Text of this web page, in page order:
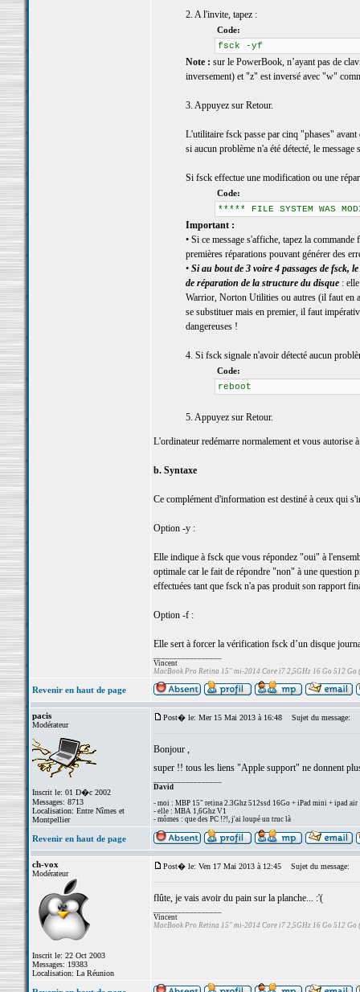
2. A l'invite, tapez :
Code:
fsck -yf
Note : sur le PowerBook, n’ayant pas de
inversement) et "z" est inversé avec "w"
3. Appuyez sur Retour.
L'utilitaire fsck passe par cinq "phases"
si aucun problème n'a été détecté, le
Si fsck effectue une modification ou une
Code:
***** FILE SYSTEM WAS
Important :
• Si ce message s'affiche, tapez la
premières réparations pouvant générer des
• Si au bout de 3 voire 4 passages de
de réparation de la structure du disque: elle
Warrior, Norton Utilities ou autres (il faut en
se substituer mais en premier, il faut
dangereuses !
4. Si fsck signale n'avoir détecté aucun
Code:
reboot
5. Appuyez sur Retour.
L'ordinateur redémarre normalement et vous autorise
b. Syntaxe
Ce complément d'information est destiné à ceux qui
Option -y :
Elle indique à fsck que vous répondez "oui" à
optimale car le fait de répondre "non" à une question
effectuées tant que fsck n'a pas produit son rapport
Option -f :
Elle sert à forcer la vérification fsck d’un disque
Vincent
MacBook Pro Retina 15" mi-2014 Core i7 2,5GHz 16 Go 512 Go
Revenir en haut de page
pacis
Modérateur
Inscrit le: 01 D�c 2002
Messages: 8713
Localisation: Entre Nîmes et
Montpellier
Post� le: Mer 15 Mai 2013 à 16:48 Sujet du message:
Bonjour ,
super !! tous les liens "Apple support" ne donnent
David
- moi : MBP 15" retina 2.3Ghz 512ssd 16Go + iPad mini + ipad air
- elle : MBA 1,6Ghz V1
- mômes : que des PC !?!, j'ai loupé un truc là
Revenir en haut de page
ch-vox
Modérateur
Inscrit le: 22 Oct 2003
Messages: 19383
Localisation: La Réunion
Post� le: Ven 17 Mai 2013 à 12:45 Sujet du message:
flûte, je vais avoir du pain sur la planche... :'(
Vincent
MacBook Pro Retina 15" mi-2014 Core i7 2,5GHz 16 Go 512 Go